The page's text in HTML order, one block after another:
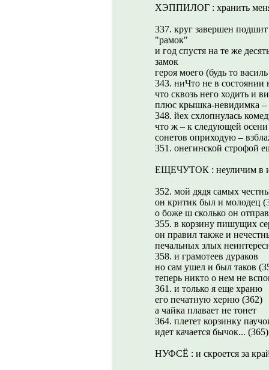
XЭППИЛОГ : хранить меня
337. круг завершен подшит
"рамок"
и год спустя на те же
замок
героя моего (будь то
343. ниЧто не в состоянии
что сквозь него ходить и
плюс крышка-невидимка –
348. йех схлопнулась
что ж – к следующей
сонетов оприходую –
351. онегинской строфой
ЕЩЕЧУТОК : неуличим в
352. мой дядя самых
он критик был и молодец
о боже ш сколько он
355. в корзину пишущих
он правил также и
печальных злых
358. и грамотеев дураков
но сам ушел и был таков
теперь никто о нем не
361. и только я еще храню
его печатную херню (362)
а чайка плавает не тонет
364. плетет корзинку
идет качается бычок... (365)
НУФСЁ : и скроется за